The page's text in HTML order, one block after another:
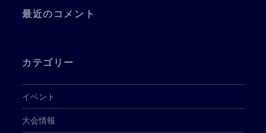
最近のコメント
カテゴリー
イベント
大会情報